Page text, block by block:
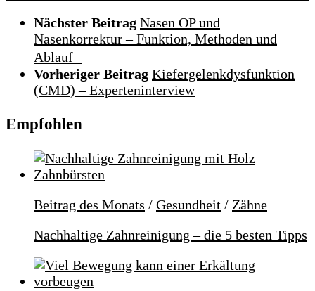
Nächster Beitrag Nasen OP und
Nasenkorrektur – Funktion, Methoden und
Ablauf
Vorheriger Beitrag Kiefergelenkdysfunktion
(CMD) – Experteninterview
Empfohlen
Beitrag des Monats / Gesundheit / Zähne
Nachhaltige Zahnreinigung – die 5 besten Tipps